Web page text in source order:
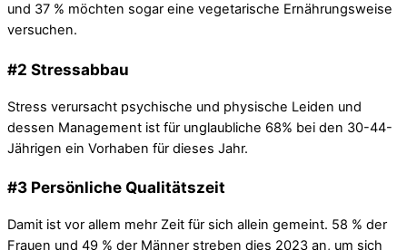
und 37 % möchten sogar eine vegetarische Ernährungsweise
versuchen.
#2 Stressabbau
Stress verursacht psychische und physische Leiden und
dessen Management ist für unglaubliche 68% bei den 30-44-
Jährigen ein Vorhaben für dieses Jahr.
#3 Persönliche Qualitätszeit
Damit ist vor allem mehr Zeit für sich allein gemeint. 58 % der
Frauen und 49 % der Männer streben dies 2023 an, um sich